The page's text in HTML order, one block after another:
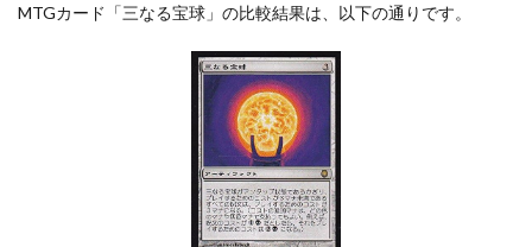
MTGカード「三なる宝球」の比較結果は、以下の通りです。